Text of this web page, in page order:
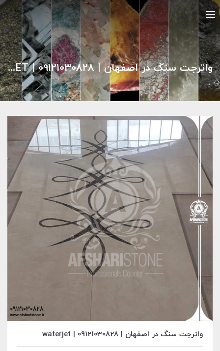
واترجت سنگ در اصفهان | 09121030828 | WATERJET
گالري تصاوير واترجت واترجت سنگ در اصفهان | 09121030828 | waterjet
واترجت سنگ در اصفهان | 09121030828 | waterjet